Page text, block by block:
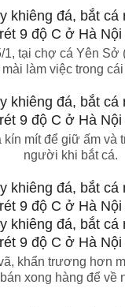
1, tại chợ cá Yên Sở
làm việc trong cái
kín mít để giữ ấm và
người khi bắt cá.
khẩn trương hơn
xong hàng để về